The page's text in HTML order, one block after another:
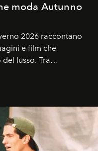
moda Autunno
2026 raccontano
e film che
lusso. Tra
cultura
le maison